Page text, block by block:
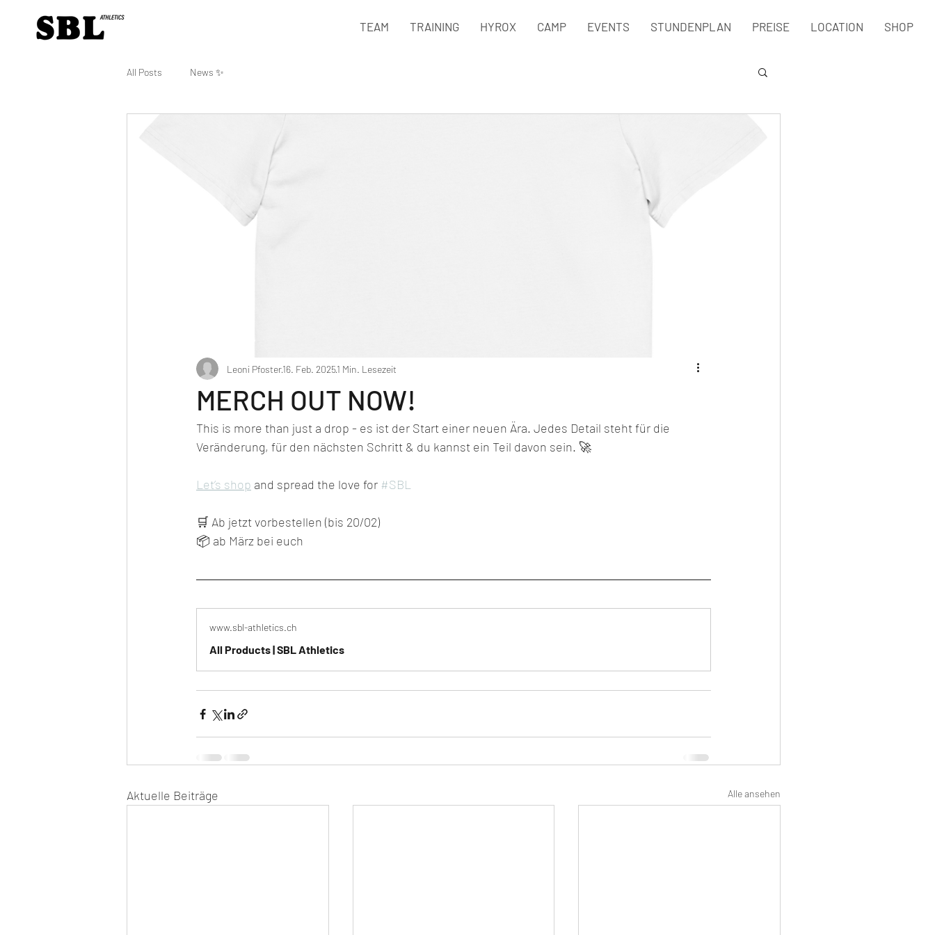
TEAM TRAINING HYROX CAMP EVENTS STUNDENPLAN PREISE LOCATION SHOP
All Posts News ✨
MERCH OUT NOW!
Leoni Pfoster16. Feb. 20251 Min. Lesezeit
This is more than just a drop - es ist der Start einer neuen Ära. Jedes Detail steht für die
Veränderung, für den nächsten Schritt & du kannst ein Teil davon sein. 🚀
Let’s shop and spread the love for #SBL
🛒 Ab jetzt vorbestellen (bis 20/02)
📦 ab März bei euch
www.sbl-athletics.ch
All Products | SBL Athletics
Aktuelle Beiträge Alle ansehen